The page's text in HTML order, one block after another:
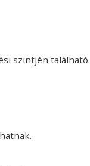
szintjén található.